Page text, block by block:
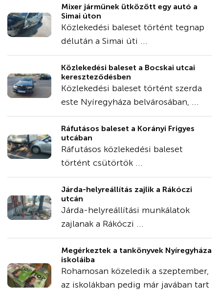
Mixer járműnek ütközött egy autó a
Simai úton
Közlekedési baleset történt tegnap
délután a Simai úti ...
Közlekedési baleset a Bocskai utcai
kereszteződésben
Közlekedési baleset történt szerda
este Nyíregyháza belvárosában, ...
Ráfutásos baleset a Korányi Frigyes
utcában
Ráfutásos közlekedési baleset
történt csütörtök ...
Járda-helyreállítás zajlik a Rákóczi
utcán
Járda-helyreállítási munkálatok
zajlanak a Rákóczi ...
Megérkeztek a tankönyvek Nyíregyháza
iskoláiba
Rohamosan közeledik a szeptember,
az iskolákban pedig már javában tart